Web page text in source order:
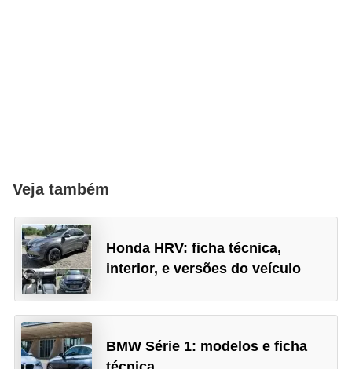
Veja também
Honda HRV: ficha técnica,
interior, e versões do veículo
BMW Série 1: modelos e ficha